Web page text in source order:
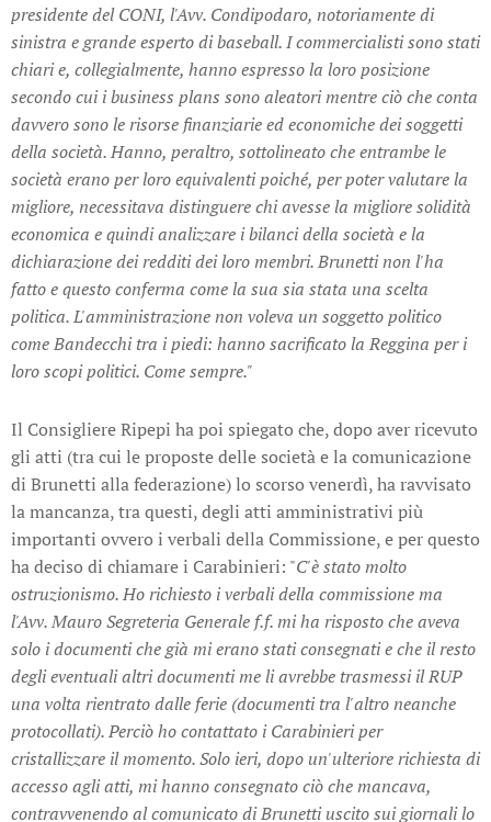
presidente del CONI, l'Avv. Condipodaro, notoriamente di
sinistra e grande esperto di baseball. I commercialisti sono stati
chiari e, collegialmente, hanno espresso la loro posizione
secondo cui i business plans sono aleatori mentre ciò che conta
davvero sono le risorse finanziarie ed economiche dei soggetti
della società. Hanno, peraltro, sottolineato che entrambe le
società erano per loro equivalenti poiché, per poter valutare la
migliore, necessitava distinguere chi avesse la migliore solidità
economica e quindi analizzare i bilanci della società e la
dichiarazione dei redditi dei loro membri. Brunetti non l'ha
fatto e questo conferma come la sua sia stata una scelta
politica. L'amministrazione non voleva un soggetto politico
come Bandecchi tra i piedi: hanno sacrificato la Reggina per i
loro scopi politici. Come sempre."
Il Consigliere Ripepi ha poi spiegato che, dopo aver ricevuto
gli atti (tra cui le proposte delle società e la comunicazione
di Brunetti alla federazione) lo scorso venerdì, ha ravvisato
la mancanza, tra questi, degli atti amministrativi più
importanti ovvero i verbali della Commissione, e per questo
ha deciso di chiamare i Carabinieri: "C'è stato molto
ostruzionismo. Ho richiesto i verbali della commissione ma
l'Avv. Mauro Segreteria Generale f.f. mi ha risposto che aveva
solo i documenti che già mi erano stati consegnati e che il resto
degli eventuali altri documenti me li avrebbe trasmessi il RUP
una volta rientrato dalle ferie (documenti tra l'altro neanche
protocollati). Perciò ho contattato i Carabinieri per
cristallizzare il momento. Solo ieri, dopo un'ulteriore richiesta di
accesso agli atti, mi hanno consegnato ciò che mancava,
contravvenendo al comunicato di Brunetti uscito sui giornali lo